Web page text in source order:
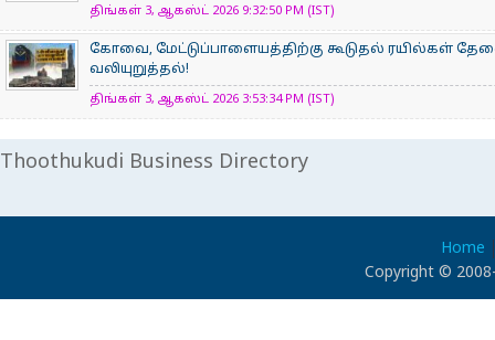
திங்கள் 3, ஆகஸ்ட் 2026 9:32:50 PM (IST)
கோவை, மேட்டுப்பாளையத்திற்கு கூடுதல் ரயில்கள்
வலியுறுத்தல்!
திங்கள் 3, ஆகஸ்ட் 2026 3:53:34 PM (IST)
Thoothukudi Business Directory
Home
Copyright ©